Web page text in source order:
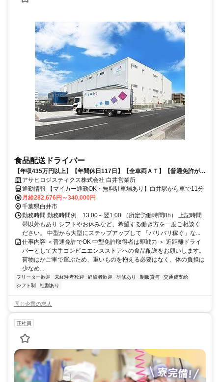
食品配送ドライバー
【年収435万円以上】【年間休日117日】【全車両ＡＴ】【普通免許があ
ればOK】など多くの人が働きやすい環境を整えています
アサヒロジスティクス株式会社 白井営業所
通勤情報 【マイカー通勤OK・無料駐車場あり】白井駅から車で11分
月給282,676円～340,000円
千葉県白井市
勤務時間 勤務時間例…13:00～翌1:00 （所定労働時間8h） 上記時間
帯以外もあり シフトやお休みなど、希望する働き方を一度ご相談く
ださい。 中型から大型にステップアップして 「バリバリ稼ぐ」な...
仕事内容 ＜普通免許でOK 中型免許取得者は即戦力 ＞ 近距離ドライ
バーとして大手コンビニエンスストアへの食品配送をお願いします。
荷物はかご車で運ぶため、重いものを抱える必要はなく、体の負担は
少なめ...
フリーター歓迎 未経験者歓迎 経験者歓迎 研修あり 制服貸与
交通費支給
シフト制
社割あり
同じ企業の求人
正社員